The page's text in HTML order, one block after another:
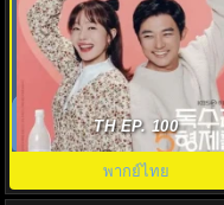
พี่สะใภ้จอมแกร่งกับน้องเขย
For Eagle Brothers พากย์
TH EP. 100
พากย์ไทย